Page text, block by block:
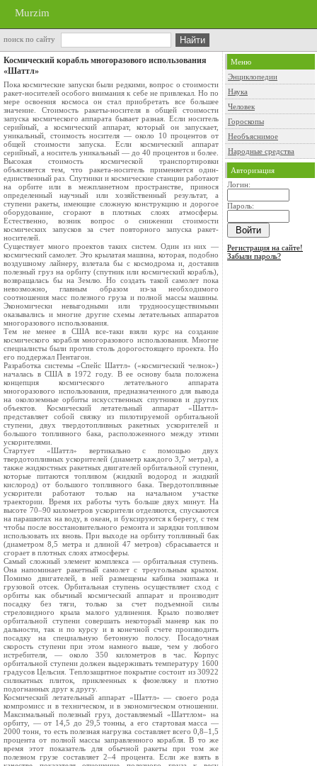
Murzim
поиск по сайту
Космический корабль многоразового использования
«Шаттл»
Пока космические запуски были редкими, вопрос о стоимости
ракет-носителей особого внимания к себе не привлекал. Но по
мере освоения космоса он стал приобретать все большее
значение. Стоимость ракеты-носителя в общей стоимости
запуска космического аппарата бывает разная. Если носитель
серийный, а космический аппарат, который он запускает,
уникальный, стоимость носителя — около 10 процентов от
общей стоимости запуска. Если космический аппарат
серийный, а носитель уникальный — до 40 процентов и более.
Высокая стоимость космической транспортировки
объясняется тем, что ракета-носитель применяется один-
единственный раз. Спутники и космические станции работают
на орбите или в межпланетном пространстве, принося
определенный научный или хозяйственный результат, а
ступени ракеты, имеющие сложную конструкцию и дорогое
оборудование, сгорают в плотных слоях атмосферы.
Естественно, возник вопрос о снижении стоимости
космических запусков за счет повторного запуска ракет-
носителей.
Существует много проектов таких систем. Один из них —
космический самолет. Это крылатая машина, которая, подобно
воздушному лайнеру, взлетала бы с космодрома и, доставив
полезный груз на орбиту (спутник или космический корабль),
возвращалась бы на Землю. Но создать такой самолет пока
невозможно, главным образом из-за необходимого
соотношения масс полезного груза и полной массы машины.
Экономически невыгодными или трудноосуществимыми
оказывались и многие другие схемы летательных аппаратов
многоразового использования.
Тем не менее в США все-таки взяли курс на создание
космического корабля многоразового использования. Многие
специалисты были против столь дорогостоящего проекта. Но
его поддержал Пентагон.
Разработка системы «Спейс Шаттл» («космический челнок»)
началась в США в 1972 году. В ее основу была положена
концепция космического летательного аппарата
многоразового использования, предназначенного для вывода
на околоземные орбиты искусственных спутников и других
объектов. Космический летательный аппарат «Шаттл»
представляет собой связку из пилотируемой орбитальной
ступени, двух твердотопливных ракетных ускорителей и
большого топливного бака, расположенного между этими
ускорителями.
Стартует «Шаттл» вертикально с помощью двух
твердотопливных ускорителей (диаметр каждого 3,7 метра), а
также жидкостных ракетных двигателей орбитальной ступени,
которые питаются топливом (жидкий водород и жидкий
кислород) от большого топливного бака. Твердотопливные
ускорители работают только на начальном участке
траектории. Время их работы чуть больше двух минут. На
высоте 70–90 километров ускорители отделяются, спускаются
на парашютах на воду, в океан, и буксируются к берегу, с тем
чтобы после восстановительного ремонта и зарядки топливом
использовать их вновь. При выходе на орбиту топливный бак
(диаметром 8,5 метра и длиной 47 метров) сбрасывается и
сгорает в плотных слоях атмосферы.
Самый сложный элемент комплекса — орбитальная ступень.
Она напоминает ракетный самолет с треугольным крылом.
Помимо двигателей, в ней размещены кабина экипажа и
грузовой отсек. Орбитальная ступень осуществляет сход с
орбиты как обычный космический аппарат и производит
посадку без тяги, только за счет подъемной силы
стреловидного крыла малого удлинения. Крыло позволяет
орбитальной ступени совершать некоторый маневр как по
дальности, так и по курсу и в конечной счете производить
посадку на специальную бетонную полосу. Посадочная
скорость ступени при этом намного выше, чем у любого
истребителя, — около 350 километров в час. Корпус
орбитальной ступени должен выдерживать температуру 1600
градусов Цельсия. Теплозащитное покрытие состоит из 30922
силикатных плиток, приклеенных к фюзеляжу и плотно
подогнанных друг к другу.
Космический летательный аппарат «Шаттл» — своего рода
компромисс и в техническом, и в экономическом отношении.
Максимальный полезный груз, доставляемый «Шаттлом» на
орбиту, — от 14,5 до 29,5 тонны, а его стартовая масса —
2000 тонн, то есть полезная нагрузка составляет всего 0,8–1,5
процента от полной массы заправленного корабля. В то же
время этот показатель для обычной ракеты при том же
полезном грузе составляет 2–4 процента. Если же взять в
Меню
Энциклопедии
Наука
Человек
Гороскопы
Необъяснимое
Народные средства
Авторизация
Логин:
Пароль:
Регистрация на сайте!
Забыли пароль?